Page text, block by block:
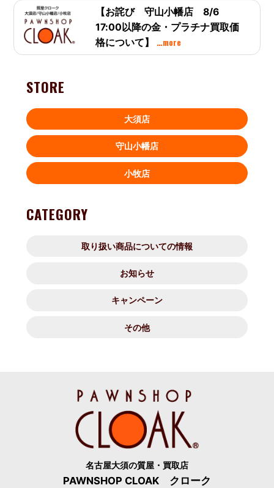
【お詫び 守山小幡店 8/6
17:00以降の金・プラチナ買取価
格について】 …more
STORE
大須店
守山小幡店
小牧店
CATEGORY
取り扱い商品についての情報
お知らせ
キャンペーン
その他
名古屋大須の質屋・買取店
PAWNSHOP CLOAK クローク